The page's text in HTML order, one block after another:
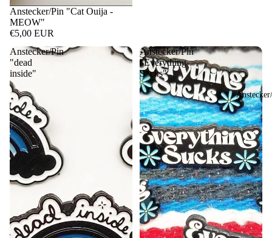
Anstecker/Pin "Cat Ouija -
MEOW"
€5,00 EUR
Anstecker/Pin
"dead
inside"
Anstecker/Pin
"Everything
S*cks"